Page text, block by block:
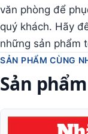
văn phòng để
quý khách. Hãy
những sản phẩm
SẢN PHẨM CÙNG
Sản